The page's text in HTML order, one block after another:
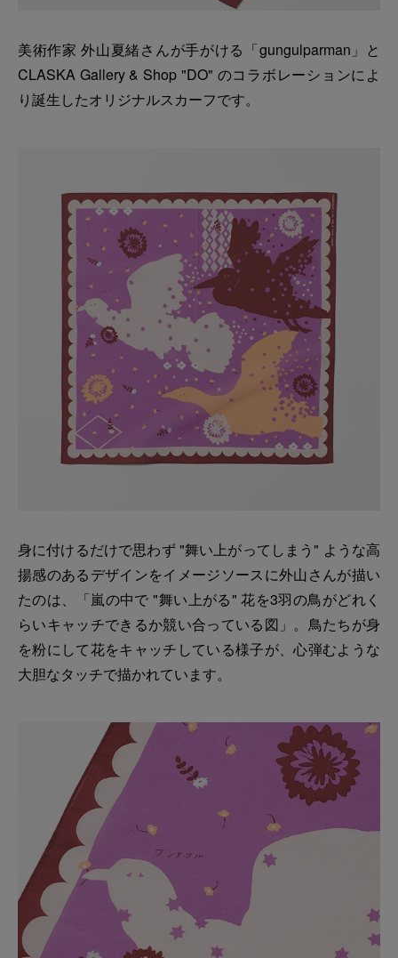
美術作家 外山夏緒さんが手がける「gungulparman」と
CLASKA Gallery & Shop "DO" のコラボレーションによ
り誕生したオリジナルスカーフです。
身に付けるだけで思わず "舞い上がってしまう" ような高
揚感のあるデザインをイメージソースに外山さんが描い
たのは、「嵐の中で "舞い上がる" 花を3羽の鳥がどれく
らいキャッチできるか競い合っている図」。鳥たちが身
を粉にして花をキャッチしている様子が、心弾むような
大胆なタッチで描かれています。